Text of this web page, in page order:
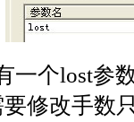
一个lost参
修改手数